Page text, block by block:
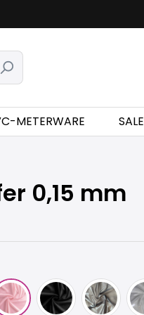
METERWARE SALE
0,15 mm